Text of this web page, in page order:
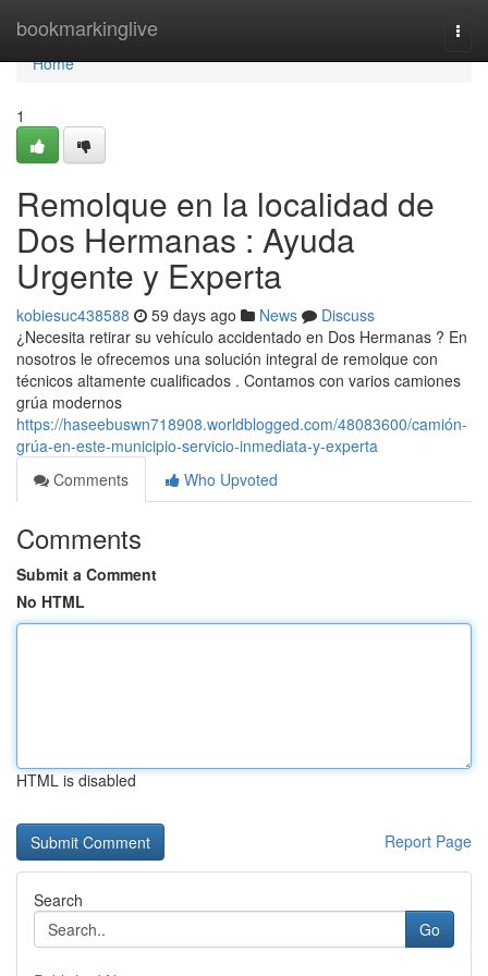
bookmarkinglive
Home
Home
1
Remolque en la localidad de
Dos Hermanas : Ayuda
Urgente y Experta
kobiesuc438588 59 days ago News
Discuss
¿Necesita retirar su vehículo accidentado en Dos Hermanas ? En
nosotros le ofrecemos una solución integral de remolque con
técnicos altamente cualificados . Contamos con varios camiones
grúa modernos
https://haseebuswn718908.worldblogged.com/48083600/camión-
grúa-en-este-municipio-servicio-inmediata-y-experta
Comments
Who Upvoted
Comments
Submit a Comment
No HTML
HTML is disabled
Report Page
Search
Go